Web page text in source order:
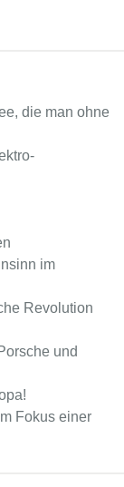
die man ohne
im
Revolution
und
Fokus einer